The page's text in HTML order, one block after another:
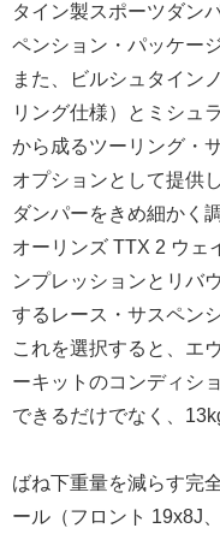
タイン製スポーツダン
ペンション・パッケー
また、ビルシュタイン
リング仕様）とミシュ
から成るツーリング・
オプションとして提供
ダンパーをきめ細かく
オーリンズ TTX 2 ウェ
ンプレッションとリバ
するレース・サスペン
これを選択すると、エ
ーキットのコンディシ
できるだけでなく、
ばね下重量を減らす完
ール（フロント 19x8J